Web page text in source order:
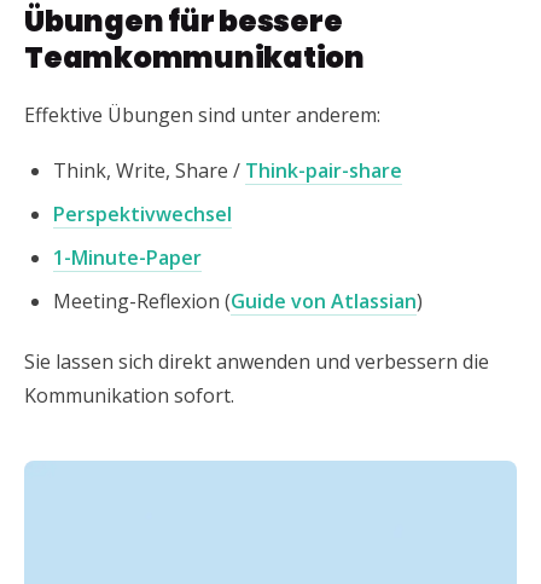
Übungen für bessere
Teamkommunikation
Effektive Übungen sind unter anderem:
Think, Write, Share / Think-pair-share
Perspektivwechsel
1-Minute-Paper
Meeting-Reflexion (Guide von Atlassian)
Sie lassen sich direkt anwenden und verbessern die
Kommunikation sofort.